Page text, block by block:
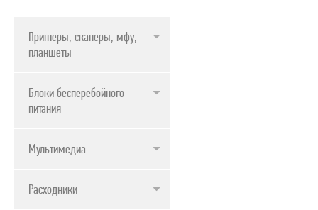
Принтеры, сканеры, мфу,
планшеты
Блоки бесперебойного
питания
Мультимедиа
Расходники